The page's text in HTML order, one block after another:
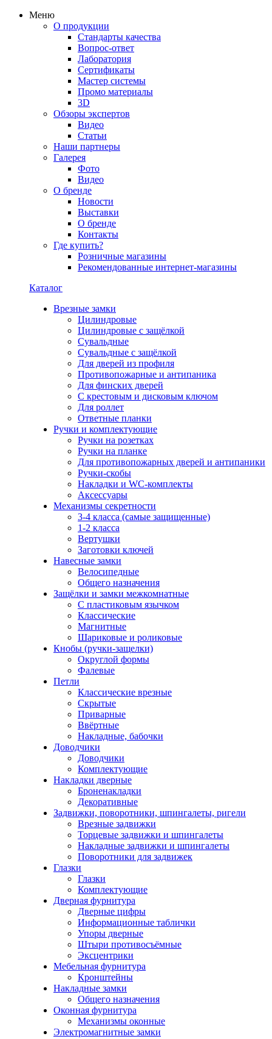
Меню
О продукции
Стандарты качества
Вопрос-ответ
Лаборатория
Сертификаты
Мастер системы
Промо материалы
3D
Обзоры экспертов
Видео
Статьи
Наши партнеры
Галерея
Фото
Видео
О бренде
Новости
Выставки
О бренде
Контакты
Где купить?
Розничные магазины
Рекомендованные интернет-магазины
Каталог
Врезные замки
Цилиндровые
Цилиндровые с защёлкой
Сувальдные
Сувальдные с защёлкой
Для дверей из профиля
Противопожарные и антипаника
Для финских дверей
С крестовым и дисковым ключом
Для роллет
Ответные планки
Ручки и комплектующие
Ручки на розетках
Ручки на планке
Для противопожарных дверей и антипаники
Ручки-скобы
Накладки и WC-комплекты
Аксессуары
Механизмы секретности
3-4 класса (самые защищенные)
1-2 класса
Вертушки
Заготовки ключей
Навесные замки
Велосипедные
Общего назначения
Защёлки и замки межкомнатные
С пластиковым язычком
Классические
Магнитные
Шариковые и роликовые
Кнобы (ручки-защелки)
Округлой формы
Фалевые
Петли
Классические врезные
Скрытые
Приварные
Ввёртные
Накладные, бабочки
Доводчики
Доводчики
Комплектующие
Накладки дверные
Броненакладки
Декоративные
Задвижки, поворотники, шпингалеты, ригели
Врезные задвижки
Торцевые задвижки и шпингалеты
Накладные задвижки и шпингалеты
Поворотники для задвижек
Глазки
Глазки
Комплектующие
Дверная фурнитура
Дверные цифры
Информационные таблички
Упоры дверные
Штыри противосъёмные
Эксцентрики
Мебельная фурнитура
Кронштейны
Накладные замки
Общего назначения
Оконная фурнитура
Механизмы оконные
Электромагнитные замки